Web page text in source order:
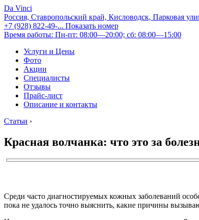
Da Vinci
Россия, Ставропольский край, Кисловодск, Парковая
+7 (928) 822-49-... Показать номер
Время работы: Пн-пт: 08:00—20:00; сб: 08:00—15:00
Услуги и Цены
Фото
Акции
Специалисты
Отзывы
Прайс-лист
Описание и контакты
Статьи ›
Красная волчанка: что это за
Среди часто диагностируемых кожных заболеваний
пока не удалось точно выяснить, какие причины